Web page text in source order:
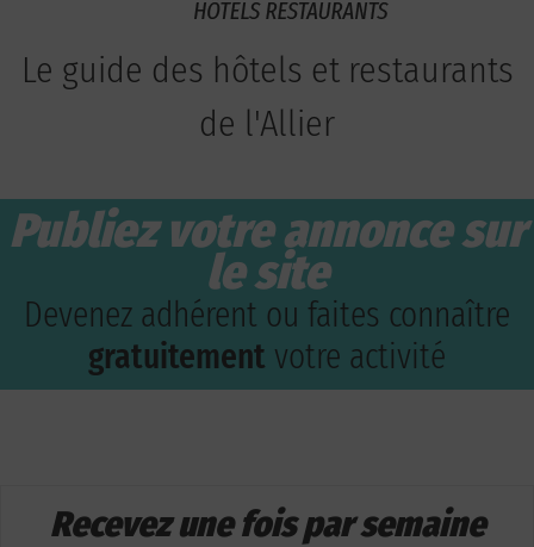
Le guide des hôtels et restaurants
de l'Allier
Publiez votre annonce sur
le site
Devenez adhérent ou faites connaître
gratuitement votre activité
Recevez une fois par semaine